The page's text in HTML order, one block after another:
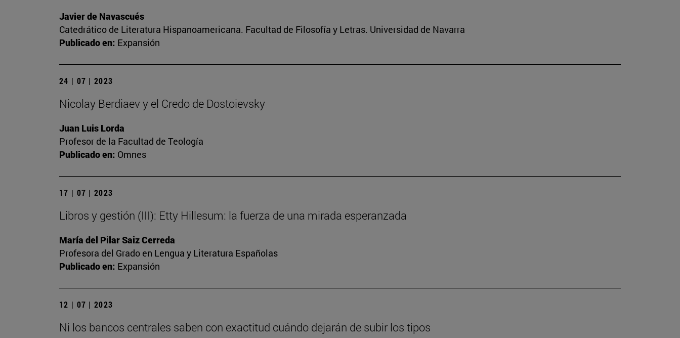
Javier de Navascués
Catedrático de Literatura Hispanoamericana. Facultad de Filosofía y Letras. Universidad de Navarra
Publicado en: Expansión
24 | 07 | 2023
Nicolay Berdiaev y el Credo de Dostoievsky
Juan Luis Lorda
Profesor de la Facultad de Teología
Publicado en: Omnes
17 | 07 | 2023
Libros y gestión (III): Etty Hillesum: la fuerza de una mirada esperanzada
María del Pilar Saiz Cerreda
Profesora del Grado en Lengua y Literatura Españolas
Publicado en: Expansión
12 | 07 | 2023
Ni los bancos centrales saben con exactitud cuándo dejarán de subir los tipos